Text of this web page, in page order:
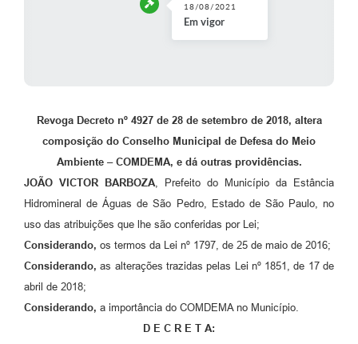
18/08/2021
Em vigor
Revoga Decreto nº 4927 de 28 de setembro de 2018, altera
composição do Conselho Municipal de Defesa do Meio
Ambiente – COMDEMA, e dá outras providências.
JOÃO VICTOR BARBOZA , Prefeito do Município da Estância
Hidromineral de Águas de São Pedro, Estado de São Paulo, no
uso das atribuições que lhe são conferidas por Lei;
Considerando, os termos da Lei nº 1797, de 25 de maio de 2016;
Considerando,as alterações trazidas pelas Lei nº 1851, de 17 de
abril de 2018;
Considerando, a importância do COMDEMA no Município.
D E C R E T A: